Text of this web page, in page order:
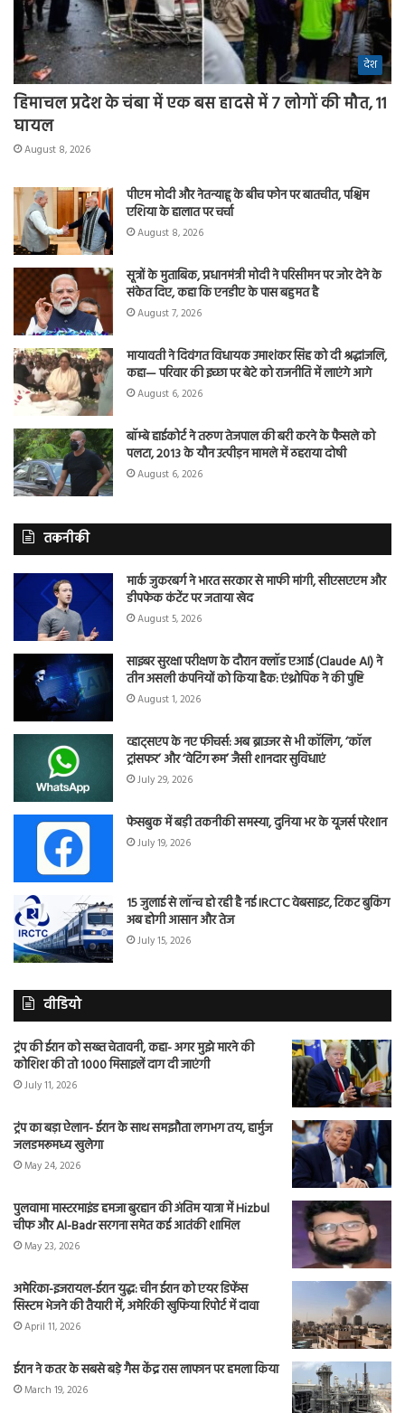
देश
हिमाचल प्रदेश के चंबा में एक बस हादसे में 7 लोगों की मौत, 11
घायल
August 8, 2026
पीएम मोदी और नेतन्याहू के बीच फोन पर बातचीत, पश्चिम
एशिया के हालात पर चर्चा
August 8, 2026
सूत्रों के मुताबिक, प्रधानमंत्री मोदी ने परिसीमन पर जोर देने के
संकेत दिए, कहा कि एनडीए के पास बहुमत है
August 7, 2026
मायावती ने दिवंगत विधायक उमाशंकर सिंह को दी श्रद्धांजलि,
कहा— परिवार की इच्छा पर बेटे को राजनीति में लाएंगे आगे
August 6, 2026
बॉम्बे हाईकोर्ट ने तरुण तेजपाल की बरी करने के फैसले को
पलटा, 2013 के यौन उत्पीड़न मामले में ठहराया दोषी
August 6, 2026
तकनीकी
मार्क जुकरबर्ग ने भारत सरकार से माफी मांगी, सीएसएएम और
डीपफेक कंटेंट पर जताया खेद
August 5, 2026
साइबर सुरक्षा परीक्षण के दौरान क्लॉड एआई (Claude AI) ने
तीन असली कंपनियों को किया हैक: एंथ्रोपिक ने की पुष्टि
August 1, 2026
व्हाट्सएप के नए फीचर्स: अब ब्राउजर से भी कॉलिंग, ‘कॉल
ट्रांसफर’ और ‘वेटिंग रूम’ जैसी शानदार सुविधाएं
July 29, 2026
फेसबुक में बड़ी तकनीकी समस्या, दुनिया भर के यूजर्स परेशान
July 19, 2026
15 जुलाई से लॉन्च हो रही है नई IRCTC वेबसाइट, टिकट बुकिंग
अब होगी आसान और तेज
July 15, 2026
वीडियो
ट्रंप की ईरान को सख्त चेतावनी, कहा- अगर मुझे मारने की
कोशिश की तो 1000 मिसाइलें दाग दी जाएंगी
July 11, 2026
ट्रंप का बड़ा ऐलान- ईरान के साथ समझौता लगभग तय, हार्मुज
जलडमरूमध्य खुलेगा
May 24, 2026
पुलवामा मास्टरमाइंड हमजा बुरहान की अंतिम यात्रा में Hizbul
चीफ और Al-Badr सरगना समेत कई आतंकी शामिल
May 23, 2026
अमेरिका-इजरायल-ईरान युद्ध: चीन ईरान को एयर डिफेंस
सिस्टम भेजने की तैयारी में, अमेरिकी खुफिया रिपोर्ट में दावा
April 11, 2026
ईरान ने कतर के सबसे बड़े गैस केंद्र रास लाफान पर हमला किया
March 19, 2026